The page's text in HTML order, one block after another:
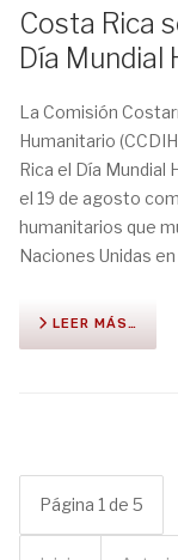
Costa Rica
Día Mundial
La Comisión
Humanitario
Rica el Día Mundial
el 19 de agosto
humanitarios que
Naciones Unidas
LEER MÁS…
Página 1 de 5